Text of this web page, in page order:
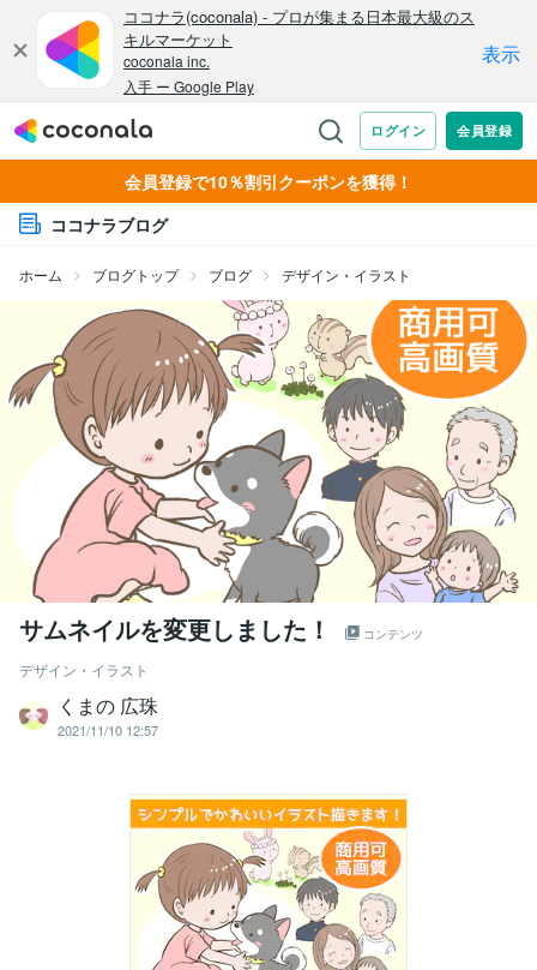
会員登録で10％割引クーポンを獲得！
ココナラブログ
ホーム ブログトップ ブログ デザイン・イラスト
サムネイルを変更しました！ コンテンツ
デザイン・イラスト
くまの 広珠
2021/11/10 12:57